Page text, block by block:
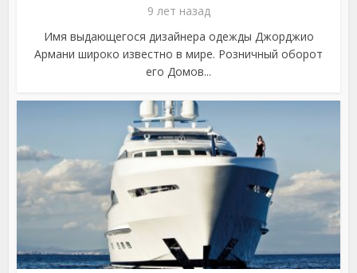
9 лет назад
Имя выдающегося дизайнера одежды Джорджио
Армани широко известно в мире. Розничный оборот
его Домов...